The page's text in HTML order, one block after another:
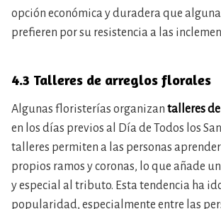
opción económica y duradera que
prefieren por su resistencia a las
4.3 Talleres de arreglos florales
Algunas floristerías organizan talleres
en los días previos al Día de Todos los
talleres permiten a las personas aprender
propios ramos y coronas, lo que añade
y especial al tributo. Esta tendencia ha
popularidad, especialmente entre las